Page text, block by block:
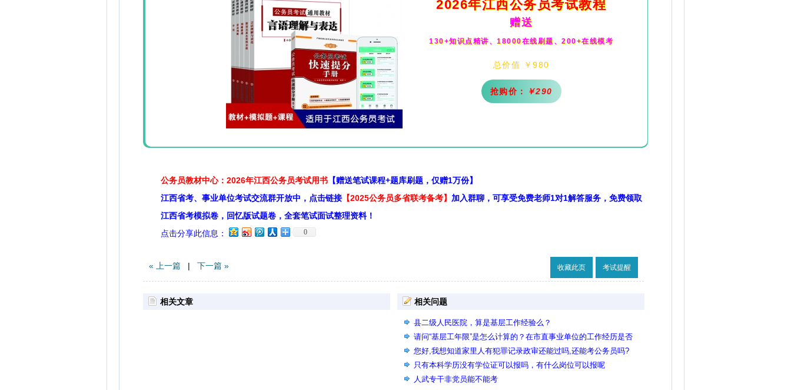
2026年江西公务员考试教程
赠送
130+知识点精讲、18000在线刷题、200+在线模考
总价值 ￥980
抢购价： ￥290
公务员教材中心：2026年江西公务员考试用书 【赠送笔试课程+题库刷题，仅赠1万份】
江西省考、事业单位考试交流群开放中，点击链接 【2025公务员多省联考备考】 加入群聊，可享受免费老师1对1解答服务，免费领取
江西省考模拟卷，回忆版试题卷，全套笔试面试整理资料！
点击分享此信息：
0
« 上一篇 | 下一篇 » 收藏此页 考试提醒
相关文章 相关问题
县二级人民医院，算是基层工作经验么？
请问“基层工年限”是怎么计算的？在市直事业单位的工作经历是否
算基层工作经验？
您好,我想知道家里人有犯罪记录政审还能过吗,还能考公务员吗?
只有本科学历没有学位证可以报吗，有什么岗位可以报呢
人武专干非党员能不能考